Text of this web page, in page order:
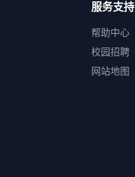
服务支持
帮助中心
校园招聘
网站地图